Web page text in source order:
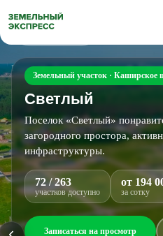
Главная● Земельные участки●
Земельный участок · Каширское
Светлый
Поселок «Светлый»
загородного простора,
инфраструктуры.
72 / 263
участков доступно
от 194
за сотку
Записаться на просмотр